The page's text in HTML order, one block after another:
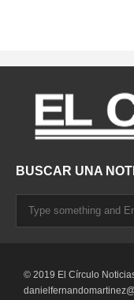
BUSCAR UNA
© 2019 El Círculo